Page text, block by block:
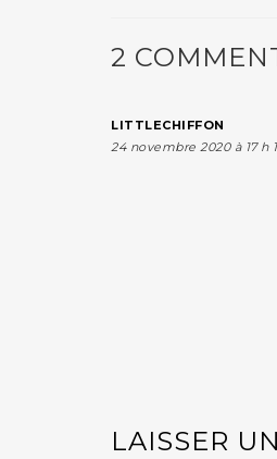
2
LITTLECHIFFON
24 novembre 2020 à 17 h
LAISSER